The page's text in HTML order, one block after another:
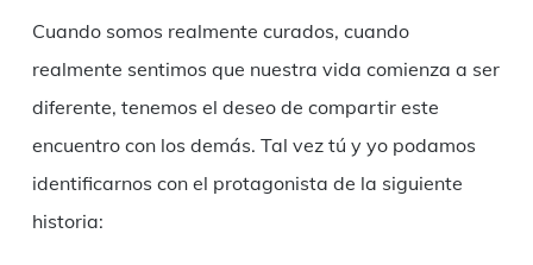
Cuando somos realmente curados, cuando
realmente sentimos que nuestra vida comienza a ser
diferente, tenemos el deseo de compartir este
encuentro con los demás. Tal vez tú y yo podamos
identificarnos con el protagonista de la siguiente
historia: